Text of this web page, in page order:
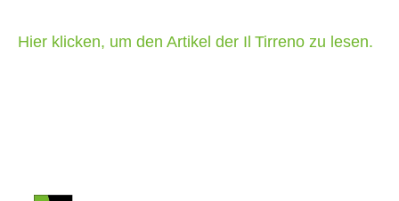
Hier klicken, um den Artikel der Il Tirreno zu lesen.